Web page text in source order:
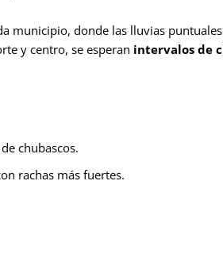
municipio, donde las lluvias
y centro, se esperan intervalos de
chubascos.
rachas más fuertes.